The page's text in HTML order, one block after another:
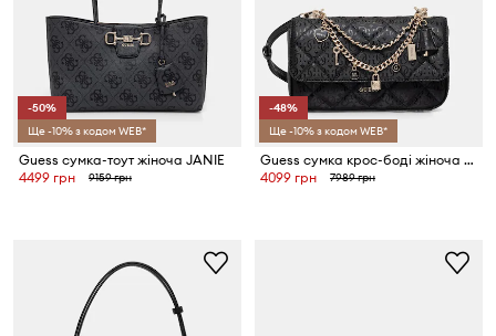
-50%
Ще -10% з кодом WEB*
Guess сумка-тоут жіноча JANIE
4499 грн
9159 грн
-48%
Ще -10% з кодом WEB*
Guess сумка крос-боді жіноча LIBBY
4099 грн
7989 грн